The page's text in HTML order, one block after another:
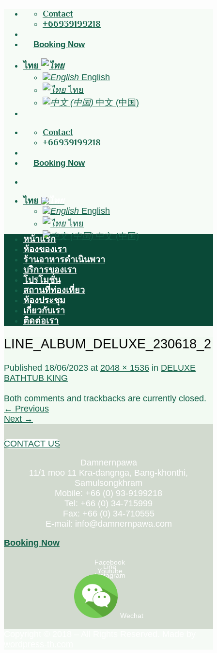
Skip
content
Contact
+66939199218
Booking Now
ไทย
English
ไทย
中文 (中国)
Contact
+66939199218
Booking Now
ไทย
English
ไทย
中文 (中国)
หน้าแรก
ห้องของเรา
ร้านอาหารดำเนินพวา
บริการของเรา
โปรโมชั่น
สถานที่ท่องเที่ยว
ห้องประชุม
เกี่ยวกับเรา
ติดต่อเรา
LINE_ALBUM_DELUXE_230618_2
Published 18/06/2023 at 2048 × 1536 in DELUXE
BATHTUB KING
Both comments and trackbacks are currently closed.
← Previous
Next →
CONTACT US
Damnernpawa
11/1 moo 11 Kra-dangnga, Bang-khonthi,
Samulsongkhram
Mobile: +66 (0) 93-9199218
Tel: +66 (0) 34-715999
Fax: +66 (0) 34-710555
E-mail: info@damnernpawa.com
Booking Now
Facebook
Line
Youtube
Instagram
Wechat